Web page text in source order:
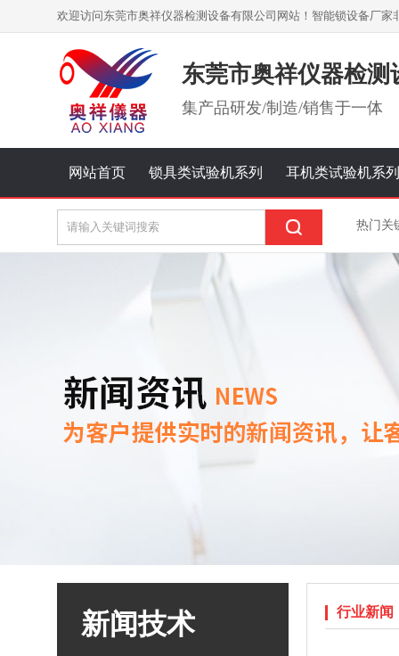
欢迎访问东莞市奥祥仪器检测设备有限公司网站！智能锁设备厂家
东莞市奥祥仪器检测
集产品研发/制造/销售于一体
网站首页 锁具类试验机系列 耳机类试验机系列
热门关
新闻技术
OX-3811锁芯锁体寿命试验机，锁芯扭转寿
行业新闻